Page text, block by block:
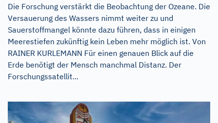
Die Forschung verstärkt die Beobachtung der Ozeane. Die
Versauerung des Wassers nimmt weiter zu und
Sauerstoffmangel könnte dazu führen, dass in einigen
Meerestiefen zukünftig kein Leben mehr möglich ist. Von
RAINER KURLEMANN Für einen genauen Blick auf die
Erde benötigt der Mensch manchmal Distanz. Der
Forschungssatellit...